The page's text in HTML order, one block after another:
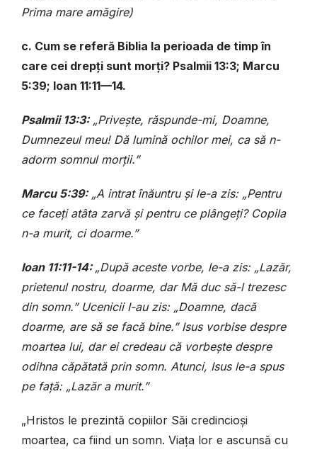
Prima mare amăgire)
c. Cum se referă Biblia la perioada de timp în
care cei drepți sunt morți? Psalmii 13:3; Marcu
5:39; Ioan 11:11—14.
Psalmii 13:3:„Privește, răspunde-mi, Doamne,
Dumnezeul meu! Dă lumină ochilor mei, ca să n-
adorm somnul morții.”
Marcu 5:39:„A intrat înăuntru și le-a zis: „Pentru
ce faceți atâta zarvă și pentru ce plângeți? Copila
n-a murit, ci doarme.”
Ioan 11:11-14:„După aceste vorbe, le-a zis: „Lazăr,
prietenul nostru, doarme, dar Mă duc să-l trezesc
din somn.” Ucenicii I-au zis: „Doamne, dacă
doarme, are să se facă bine.” Isus vorbise despre
moartea lui, dar ei credeau că vorbește despre
odihna căpătată prin somn. Atunci, Isus le-a spus
pe față: „Lazăr a murit.”
„Hristos le prezintă copiilor Săi credincioși
moartea, ca fiind un somn. Viața lor e ascunsă cu